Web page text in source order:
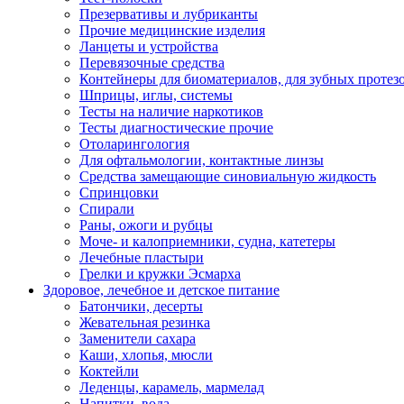
Презервативы и лубриканты
Прочие медицинские изделия
Ланцеты и устройства
Перевязочные средства
Контейнеры для биоматериалов, для зубных
Шприцы, иглы, системы
Тесты на наличие наркотиков
Тесты диагностические прочие
Отоларингология
Для офтальмологии, контактные линзы
Средства замещающие синовиальную жидкость
Спринцовки
Спирали
Раны, ожоги и рубцы
Моче- и калоприемники, судна, катетеры
Лечебные пластыри
Грелки и кружки Эсмарха
Здоровое, лечебное и детское питание
Батончики, десерты
Жевательная резинка
Заменители сахара
Каши, хлопья, мюсли
Коктейли
Леденцы, карамель, мармелад